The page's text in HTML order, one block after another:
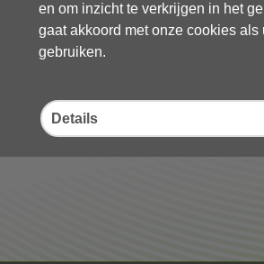
en om inzicht te verkrijgen in het
gaat akkoord met onze cookies
gebruiken.
Details
Download ‘BKK DenHelder
31 mei 2018,pdf, 20MB
Deel deze pagina